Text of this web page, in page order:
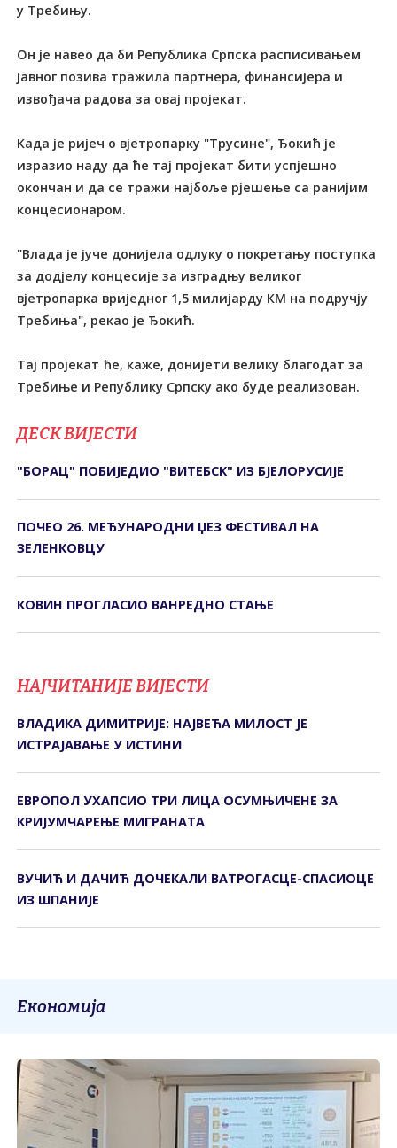
у Требињу.
Он је навео да би Република Српска расписивањем
јавног позива тражила партнера, финансијера и
извођача радова за овај пројекат.
Када је ријеч о вјетропарку "Трусине", Ђокић је
изразио наду да ће тај пројекат бити успјешно
окончан и да се тражи најбоље рјешење са ранијим
концесионаром.
"Влада је јуче донијела одлуку о покретању поступка
за додјелу концесије за изградњу великог
вјетропарка вриједног 1,5 милијарду КМ на подручју
Требиња", рекао је Ђокић.
Тај пројекат ће, каже, донијети велику благодат за
Требиње и Републику Српску ако буде реализован.
ДЕСК ВИЈЕСТИ
"БОРАЦ" ПОБИЈЕДИО "ВИТЕБСК" ИЗ БЈЕЛОРУСИЈЕ
ПОЧЕО 26. МЕЂУНАРОДНИ ЏЕЗ ФЕСТИВАЛ НА
ЗЕЛЕНКОВЦУ
КОВИН ПРОГЛАСИО ВАНРЕДНО СТАЊЕ
НАЈЧИТАНИЈЕ ВИЈЕСТИ
ВЛАДИКА ДИМИТРИЈЕ: НАЈВЕЋА МИЛОСТ ЈЕ
ИСТРАЈАВАЊЕ У ИСТИНИ
ЕВРОПОЛ УХАПСИО ТРИ ЛИЦА ОСУМЊИЧЕНЕ ЗА
КРИЈУМЧАРЕЊЕ МИГРАНАТА
ВУЧИЋ И ДАЧИЋ ДОЧЕКАЛИ ВАТРОГАСЦЕ-СПАСИОЦЕ
ИЗ ШПАНИЈЕ
Економија